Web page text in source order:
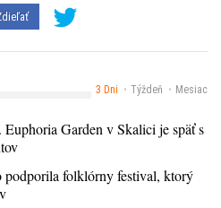
3 Dni Týždeň Mesiac
Garden v Skalici je späť s
podporila folklórny festival, ktorý